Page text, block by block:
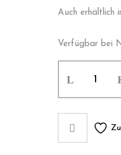
Auch erhältlich
Verfügbar bei